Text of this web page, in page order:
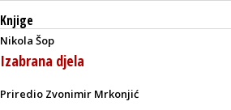
Knjige
Nikola Šop
Izabrana djela
Priredio Zvonimir Mrkonjić